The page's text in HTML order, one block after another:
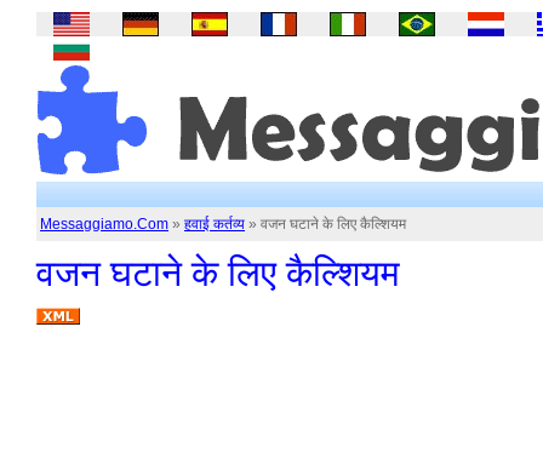
Messaggiamo.Com » हवाई कर्तव्य » वजन घटाने के लिए कैल्शियम
वजन घटाने के लिए कैल्शियम